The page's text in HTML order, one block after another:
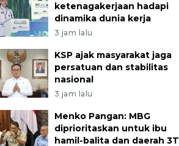
ketenagakerjaan hadapi
dinamika dunia kerja
3 jam lalu
KSP ajak masyarakat jaga
persatuan dan stabilitas
nasional
3 jam lalu
Menko Pangan: MBG
diprioritaskan untuk ibu
hamil-balita dan daerah 3T